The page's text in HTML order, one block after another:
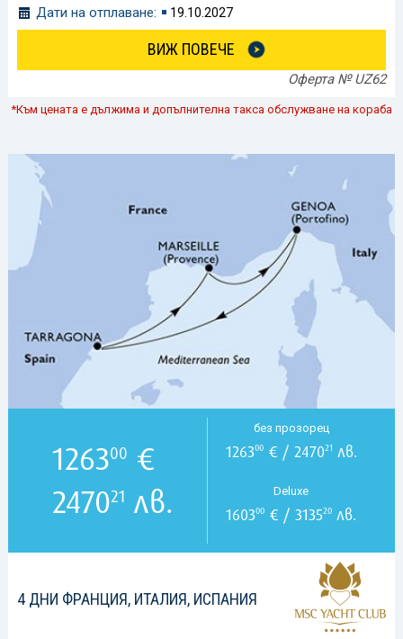
Дати на отплаване:
19.10.2027
ВИЖ ПОВЕЧЕ
Оферта № UZ62
*Към цената е дължима и допълнителна такса обслужване на кораба
4 ДНИ ФРАНЦИЯ, ИТАЛИЯ, ИСПАНИЯ
126300 €
247021 лв.
без прозорец
126300€ / 247021 лв.
Deluxe
160300 € / 313520 лв.